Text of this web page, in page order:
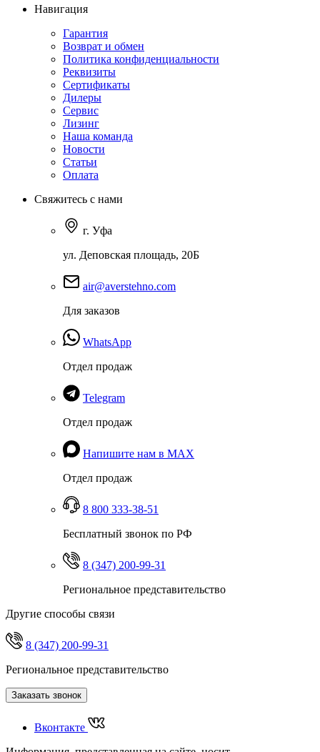
Навигация
Гарантия
Возврат и обмен
Политика конфиденциальности
Реквизиты
Сертификаты
Дилеры
Сервис
Лизинг
Наша команда
Новости
Статьи
Оплата
Свяжитесь с нами
г. Уфа
ул. Деповская площадь, 20Б
air@averstehno.com
Для заказов
WhatsApp
Отдел продаж
Telegram
Отдел продаж
Напишите нам в MAX
Отдел продаж
8 800 333-38-51
Бесплатный звонок по РФ
8 (347) 200-99-31
Региональное представительство
Другие способы связи
8 (347) 200-99-31
Региональное представительство
Заказать звонок
Вконтакте